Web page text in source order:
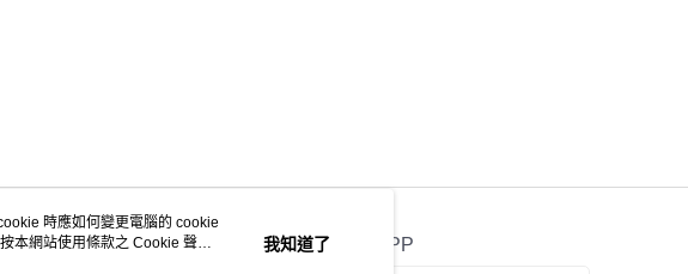
服資訊 官方APP
時應如何變更電腦的 cookie
本網站使用條款之 Cookie 聲明
我知道了